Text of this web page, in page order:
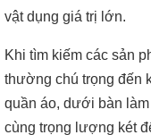
vật dụng giá trị lớn.
Khi tìm kiếm các sản
thường chú trọng đến
quần áo, dưới bàn
cùng trọng lượng két